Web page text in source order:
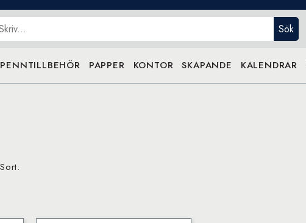
Sök
PENNTILLBEHÖR PAPPER KONTOR SKAPANDE KALENDRAR
Sort.